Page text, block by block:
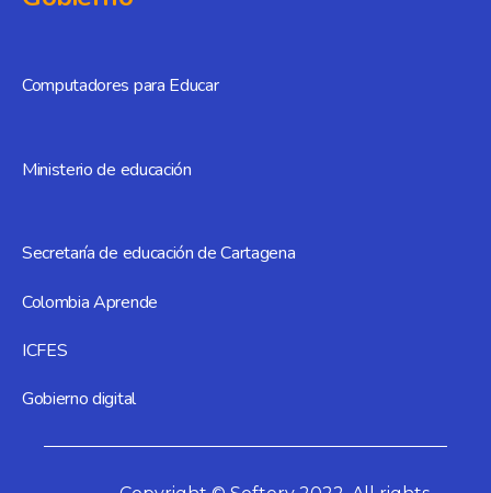
Computadores para Educar
Ministerio de educación
Secretaría de educación de Cartagena
Colombia Aprende
ICFES
Gobierno digital